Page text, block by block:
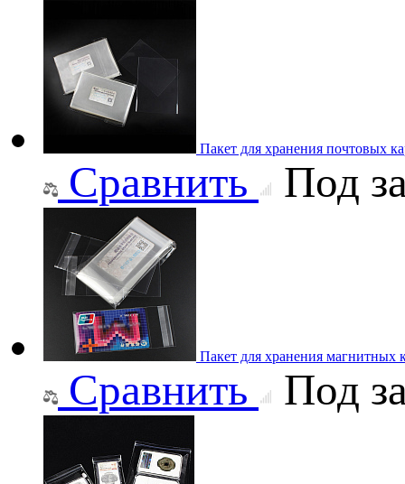
Пакет для хранения почтовых
Сравнить Под
Пакет для хранения магнитных
Сравнить Под